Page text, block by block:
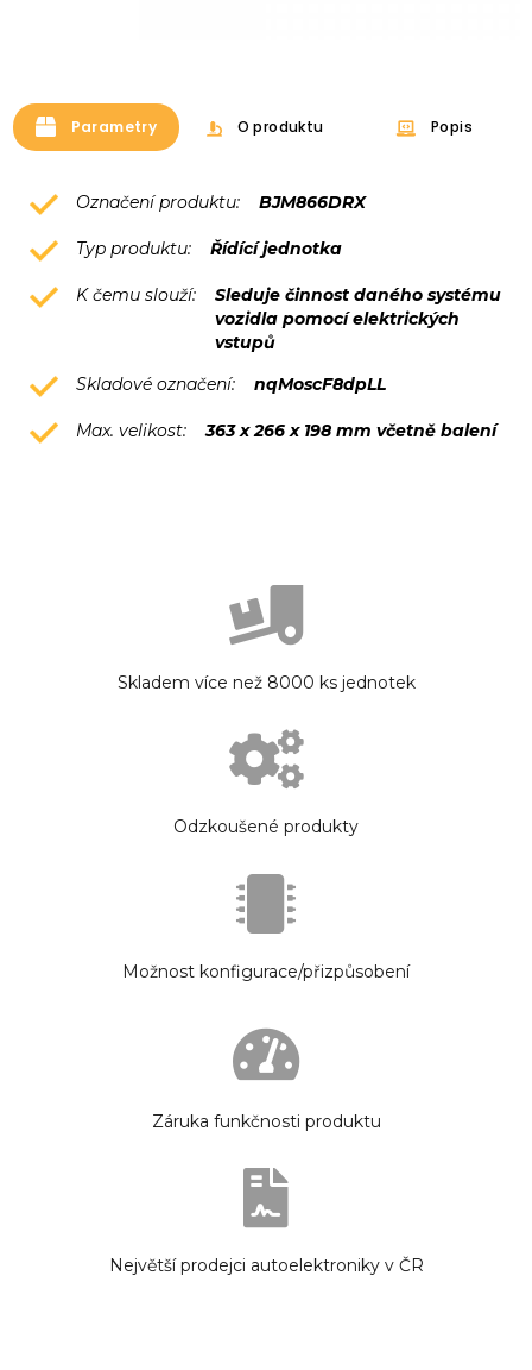
Parametry O produktu Popis
Označení produktu: BJM866DRX
Typ produktu: Řídící jednotka
K čemu slouží:
Sleduje činnost daného systému
vozidla pomocí elektrických
vstupů
Skladové označení:
nqMoscF8dpLL
Max. velikost: 363 x 266 x 198 mm včetně balení
Skladem více než 8000 ks jednotek
Odzkoušené produkty
Možnost konfigurace/přizpůsobení
Záruka funkčnosti produktu
Největší prodejci autoelektroniky v ČR